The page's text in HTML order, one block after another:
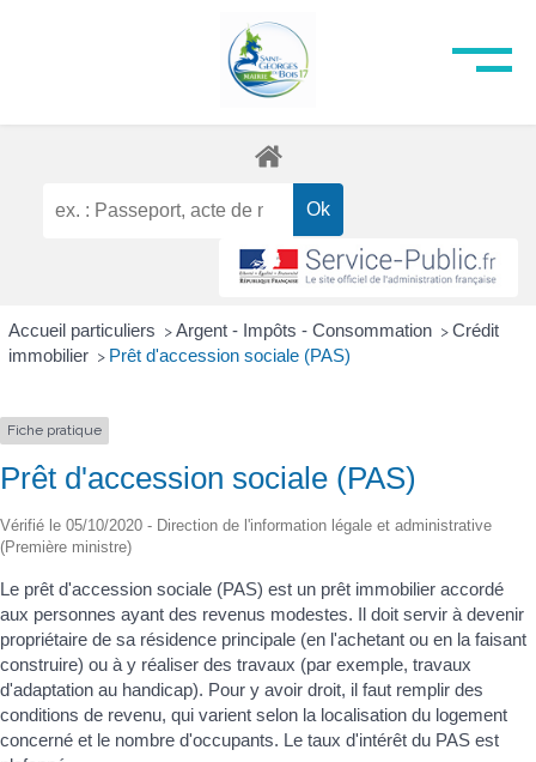
Accueil particuliers > Argent - Impôts - Consommation > Crédit
immobilier > Prêt d'accession sociale (PAS)
Fiche pratique
Prêt d'accession sociale (PAS)
Vérifié le 05/10/2020 - Direction de l'information légale et administrative
(Première ministre)
Le prêt d'accession sociale (PAS) est un prêt immobilier accordé
aux personnes ayant des revenus modestes. Il doit servir à devenir
propriétaire de sa résidence principale (en l'achetant ou en la faisant
construire) ou à y réaliser des travaux (par exemple, travaux
d'adaptation au handicap). Pour y avoir droit, il faut remplir des
conditions de revenu, qui varient selon la localisation du logement
concerné et le nombre d'occupants. Le taux d'intérêt du PAS est